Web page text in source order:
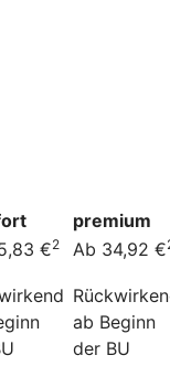
premium
€2 Ab 34,92 €
ab Beginn
der BU